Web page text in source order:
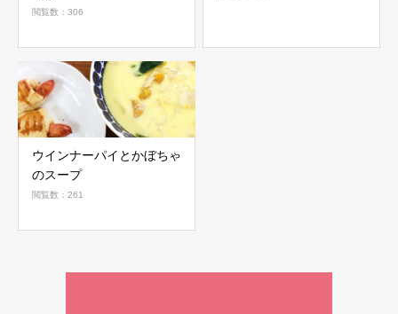
閲覧数：306
ウインナーパイとかぼちゃ
のスープ
閲覧数：261